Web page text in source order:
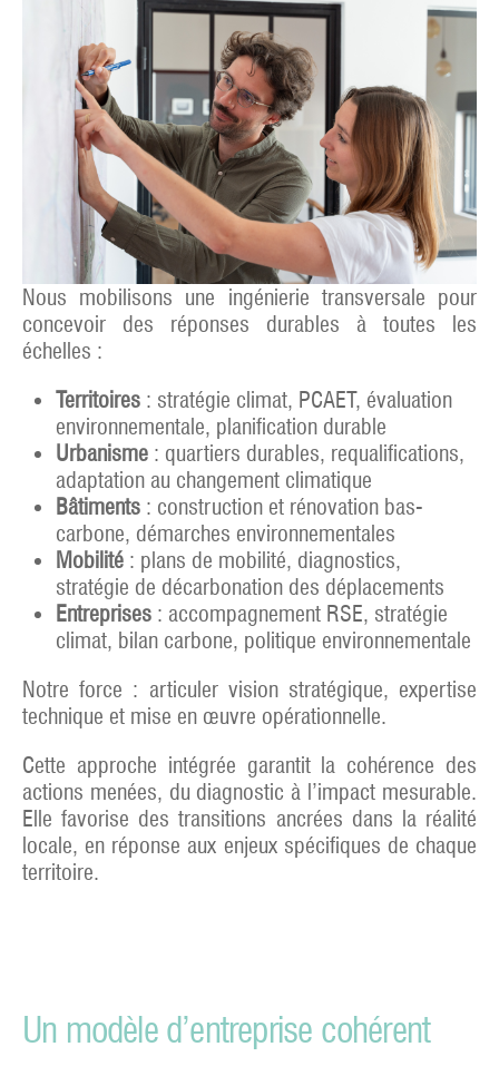
Nous mobilisons une ingénierie transversale pour
concevoir des réponses durables à toutes les
échelles :
Territoires : stratégie climat, PCAET, évaluation
environnementale, planification durable
Urbanisme : quartiers durables, requalifications,
adaptation au changement climatique
Bâtiments : construction et rénovation bas-
carbone, démarches environnementales
Mobilité : plans de mobilité, diagnostics,
stratégie de décarbonation des déplacements
Entreprises : accompagnement RSE, stratégie
climat, bilan carbone, politique environnementale
Notre force : articuler vision stratégique, expertise
technique et mise en œuvre opérationnelle.
Cette approche intégrée garantit la cohérence des
actions menées, du diagnostic à l’impact mesurable.
Elle favorise des transitions ancrées dans la réalité
locale, en réponse aux enjeux spécifiques de chaque
territoire.
Un modèle d’entreprise cohérent